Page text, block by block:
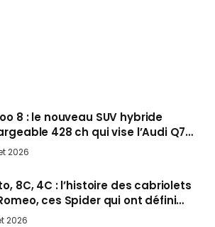
8 : le nouveau SUV hybride
428 ch qui vise l’Audi Q7
en Europe cet automne
2026
8C, 4C : l’histoire des cabriolets
ces Spider qui ont défini
rouler cheveux au vent
2026